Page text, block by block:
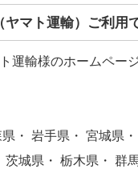
ヤマト運輸）ご利用
運輸様のホームペー
・ 岩手県・ 宮城県
茨城県・ 栃木県・ 群